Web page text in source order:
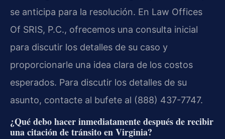
se anticipa para la resolución. En Law Offices
Of SRIS, P.C., ofrecemos una consulta inicial
para discutir los detalles de su caso y
proporcionarle una idea clara de los costos
esperados. Para discutir los detalles de su
asunto, contacte al bufete al (888) 437-7747.
¿Qué debo hacer inmediatamente después de recibir
una citación de tránsito en Virginia?